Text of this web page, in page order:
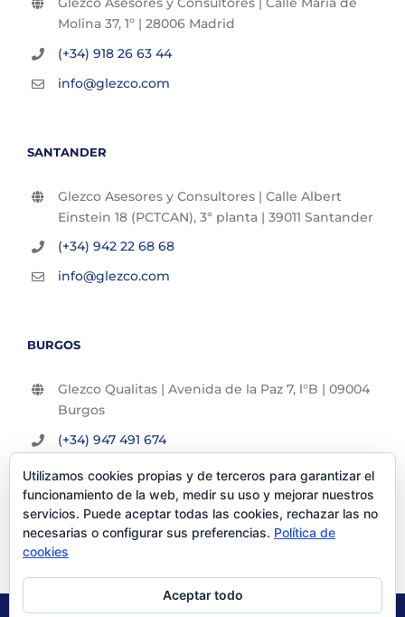
Molina 37, 1º | 28006 Madrid
(+34) 918 26 63 44
info@glezco.com
SANTANDER
Glezco Asesores y Consultores | Calle Albert
Einstein 18 (PCTCAN), 3ª planta | 39011 Santander
(+34) 942 22 68 68
info@glezco.com
BURGOS
Glezco Qualitas | Avenida de la Paz 7, l°B | 09004
Burgos
(+34) 947 491 674
info@glezco.com
Utilizamos cookies propias y de terceros para garantizar el
funcionamiento de la web, medir su uso y mejorar nuestros
servicios. Puede aceptar todas las cookies, rechazar las no
necesarias o configurar sus preferencias. Política de
cookies
Aceptar todo